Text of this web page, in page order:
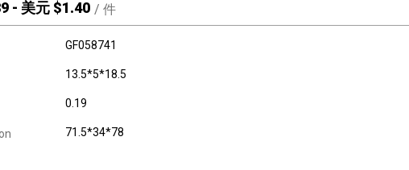
- 美元 $1.40 / 件
GF058741
13.5*5*18.5
0.19
71.5*34*78